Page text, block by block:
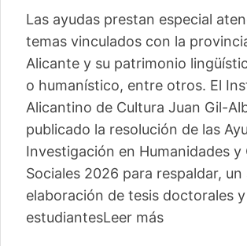
Las ayudas prestan especial
temas vinculados con la
Alicante y su patrimonio
o humanístico, entre otros. El
Alicantino de Cultura Juan Gil-
publicado la resolución de las
Investigación en Humanidades y
Sociales 2026 para respaldar, un
elaboración de tesis doctorales
estudiantesLeer más